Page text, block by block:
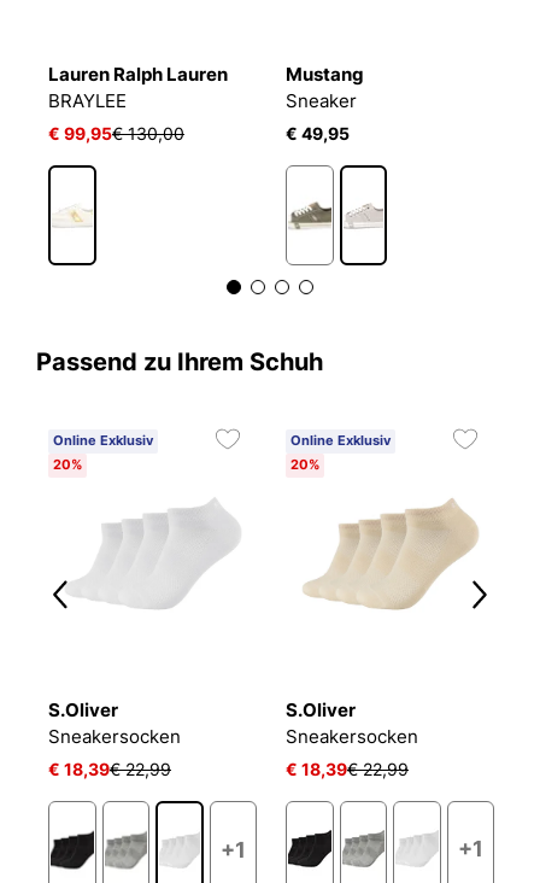
Lauren Ralph Lauren
BRAYLEE
€ 99,95€ 130,00
Mustang
Sneaker
€ 49,95
Passend zu Ihrem Schuh
Online Exklusiv
20%
S.Oliver
Sneakersocken
€ 18,39€ 22,99
+1
Online Exklusiv
20%
S.Oliver
Sneakersocken
€ 18,39€ 22,99
+1